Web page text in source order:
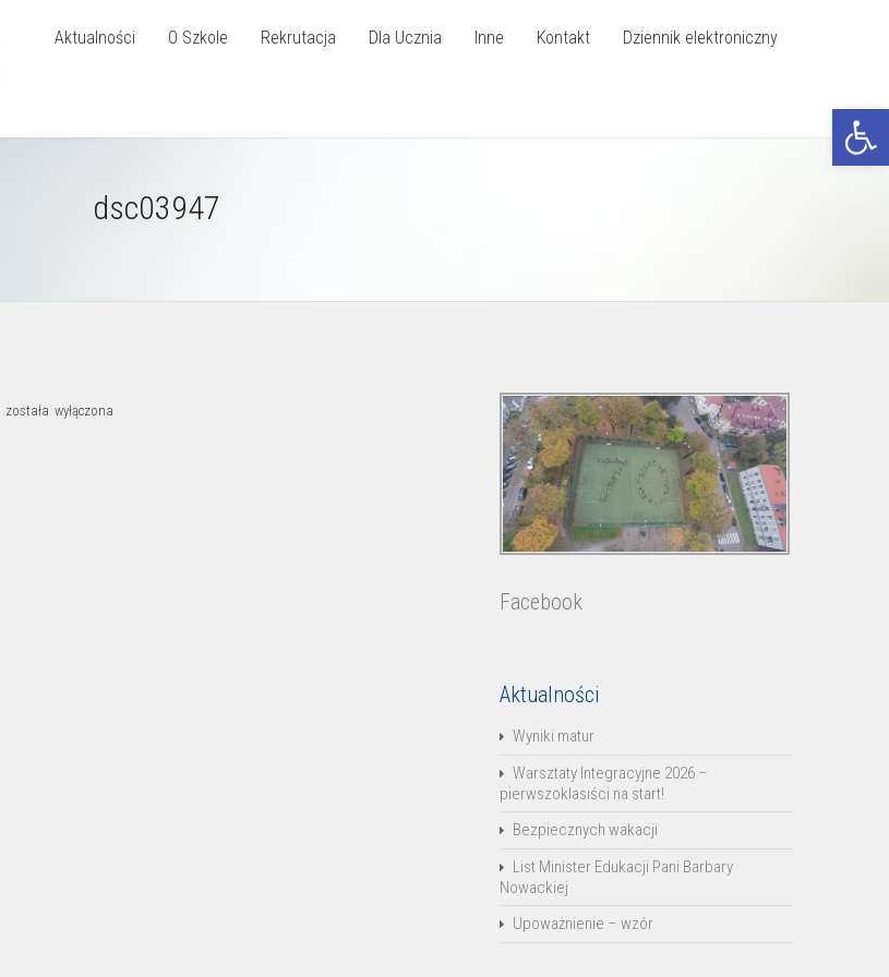
Otwórz
Aktualności O Szkole Rekrutacja Dla Ucznia Inne Kontakt Dziennik elektroniczny
dsc03947
dsc03947
została wyłączona
Facebook
Aktualności
Wyniki matur
Warsztaty Integracyjne 2026 –
pierwszoklasiści na start!
Bezpiecznych wakacji
List Minister Edukacji Pani Barbary
Nowackiej
Upoważnienie – wzór